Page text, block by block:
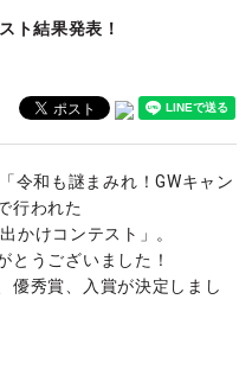
ト結果発表！
令和も謎まみれ！GWキャン
行われた
かけコンテスト」。
とうございました！
優秀賞、入賞が決定しまし